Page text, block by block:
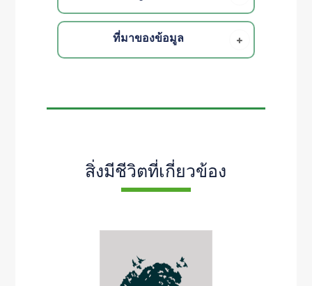
ที่มาของข้อมูล
สิ่งมีชีวิตที่เกี่ยวข้อง